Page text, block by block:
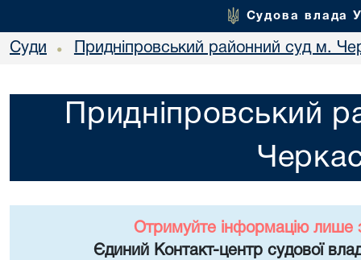
Судова влада
Суди • Придніпровський районний суд м.
Придніпровський
Отримуйте інформацію лише
Єдиний Контакт-центр судової